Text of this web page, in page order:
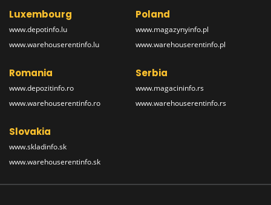
Luxembourg
www.depotinfo.lu
www.warehouserentinfo.lu
Poland
www.magazynyinfo.pl
www.warehouserentinfo.pl
Romania
www.depozitinfo.ro
www.warehouserentinfo.ro
Serbia
www.magacininfo.rs
www.warehouserentinfo.rs
Slovakia
www.skladinfo.sk
www.warehouserentinfo.sk